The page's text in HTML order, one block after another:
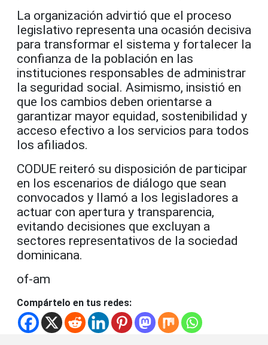
La organización advirtió que el proceso
legislativo representa una ocasión decisiva
para transformar el sistema y fortalecer la
confianza de la población en las
instituciones responsables de administrar
la seguridad social. Asimismo, insistió en
que los cambios deben orientarse a
garantizar mayor equidad, sostenibilidad y
acceso efectivo a los servicios para todos
los afiliados.
CODUE reiteró su disposición de participar
en los escenarios de diálogo que sean
convocados y llamó a los legisladores a
actuar con apertura y transparencia,
evitando decisiones que excluyan a
sectores representativos de la sociedad
dominicana.
of-am
Compártelo en tus redes: